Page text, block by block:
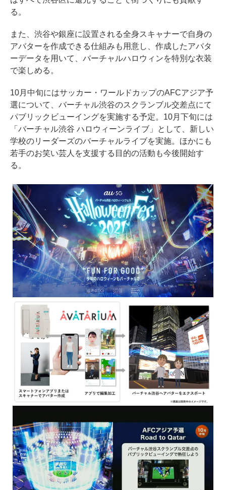
る。
また、渋谷や銀座に設置される全身スキャナーで自身の
アバターを作成できる仕組みも用意し、作成したアバタ
ーデータを用いて、バーチャルハロウィンを特別な衣装
で楽しめる。
10月中旬にはサッカー・ワールドカップのAFCアジア予
選について、バーチャル渋谷のスクランブル交差点にて
パブリックビューイングを実施する予定。10月下旬には
「バーチャル渋谷 ハロウィーンライブ」として、新しい
学校のリーダーズのバーチャルライブを実施。ほかにも
若手のお笑い芸人を支援する目的の活動も今後開始す
る。